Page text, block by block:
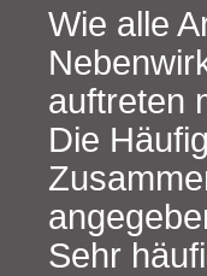
Wie alle
auftreten
Die
Sehr